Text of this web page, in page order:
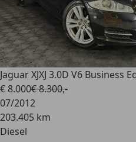
Jaguar XJXJ 3.0D V6 Business
€ 8.000€ 8.300,-
07/2012
203.405 km
Diesel